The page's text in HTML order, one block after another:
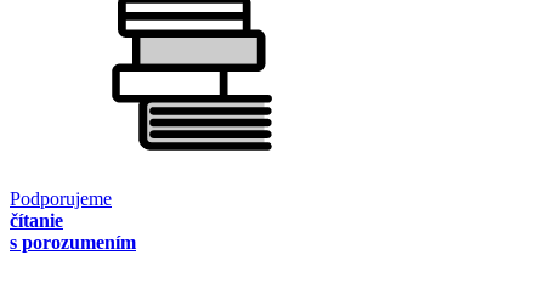
Podporujeme
čítanie
s porozumením